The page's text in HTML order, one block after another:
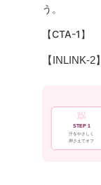
う。
【CTA-1】
【INLINK-2】
🧖
STEP 1
汗をやさしく
押さえてオフ